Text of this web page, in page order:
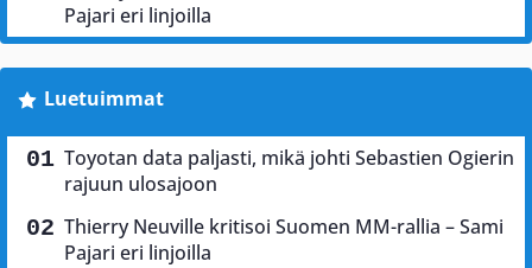
Pajari eri linjoilla
Luetuimmat
Toyotan data paljasti, mikä johti Sebastien Ogierin
rajuun ulosajoon
Thierry Neuville kritisoi Suomen MM-rallia – Sami
Pajari eri linjoilla